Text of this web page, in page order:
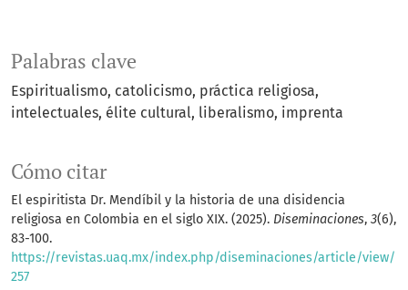
Palabras clave
Espiritualismo catolicismo práctica religiosa
intelectuales élite cultural liberalismo imprenta
Cómo citar
El espiritista Dr. Mendíbil y la historia de una disidencia
religiosa en Colombia en el siglo XIX. (2025). Diseminaciones, 3(6),
83-100.
https://revistas.uaq.mx/index.php/diseminaciones/article/view/
257